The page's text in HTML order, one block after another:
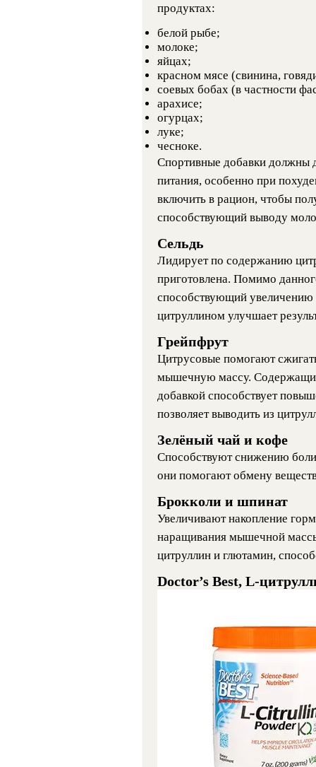
продуктах:
белой рыбе;
молоке;
яйцах;
красном мясе (свинина,
соевых бобах (в частности
арахисе;
огурцах;
луке;
чесноке.
Спортивные добавки должны
питания, особенно при
включить в рацион, чтобы
способствующий выводу
Сельдь
Лидирует по содержанию
приготовлена. Помимо
способствующий
цитруллином улучшает
Грейпфрут
Цитрусовые помогают
мышечную массу.
добавкой способствует
позволяет выводить из
Зелёный чай и кофе
Способствуют снижению
они помогают обмену
Брокколи и шпинат
Увеличивают накопление
наращивания мышечной
цитруллин и глютамин,
Doctor’s Best, L-